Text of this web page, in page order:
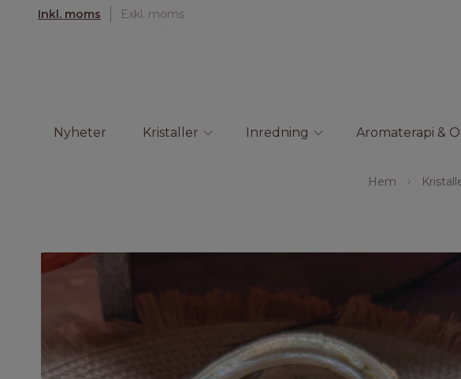
Inkl. moms Exkl. moms
Nyheter Kristaller Inredning Aromaterapi &
Hem